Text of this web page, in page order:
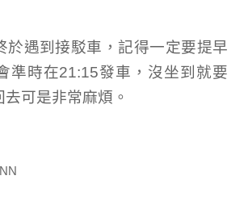
於遇到接駁車，記得一定要提早
準時在21:15發車，沒坐到就要
可是非常麻煩。